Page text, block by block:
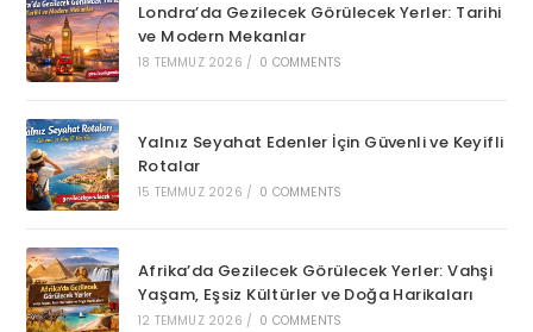
Londra’da Gezilecek Görülecek Yerler: Tarihi
ve Modern Mekanlar
18 TEMMUZ 2026 / 0 COMMENTS
Yalnız Seyahat Edenler İçin Güvenli ve Keyifli
Rotalar
15 TEMMUZ 2026 / 0 COMMENTS
Afrika’da Gezilecek Görülecek Yerler: Vahşi
Yaşam, Eşsiz Kültürler ve Doğa Harikaları
12 TEMMUZ 2026 / 0 COMMENTS